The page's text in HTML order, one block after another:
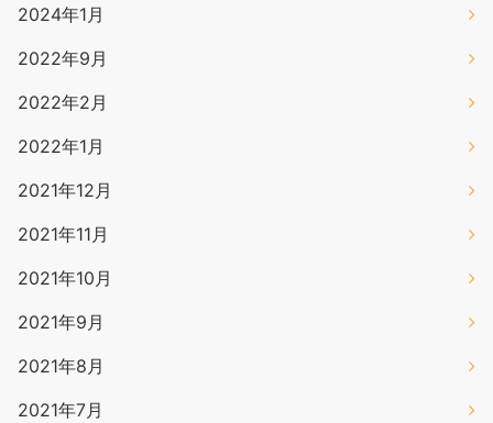
2024年1月
2022年9月
2022年2月
2022年1月
2021年12月
2021年11月
2021年10月
2021年9月
2021年8月
2021年7月